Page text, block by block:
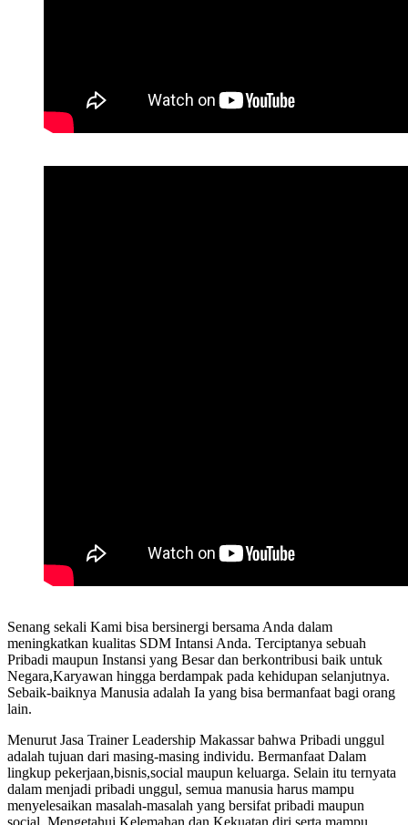
Senang sekali Kami bisa bersinergi bersama Anda dalam
meningkatkan kualitas SDM Intansi Anda. Terciptanya sebuah
Pribadi maupun Instansi yang Besar dan berkontribusi baik untuk
Negara,Karyawan hingga berdampak pada kehidupan selanjutnya.
Sebaik-baiknya Manusia adalah Ia yang bisa bermanfaat bagi orang
lain.
Menurut Jasa Trainer Leadership Makassar bahwa Pribadi unggul
adalah tujuan dari masing-masing individu. Bermanfaat Dalam
lingkup pekerjaan,bisnis,social maupun keluarga. Selain itu ternyata
dalam menjadi pribadi unggul, semua manusia harus mampu
menyelesaikan masalah-masalah yang bersifat pribadi maupun